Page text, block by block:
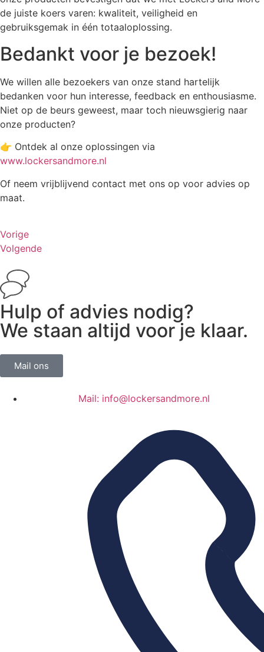
de juiste koers varen: kwaliteit, veiligheid en
gebruiksgemak in één totaaloplossing.
Bedankt voor je bezoek!
We willen alle bezoekers van onze stand hartelijk
bedanken voor hun interesse, feedback en enthousiasme.
Niet op de beurs geweest, maar toch nieuwsgierig naar
onze producten?
👉 Ontdek al onze oplossingen via
www.lockersandmore.nl
Of neem vrijblijvend contact met ons op voor advies op
maat.
Vorige
Volgende
Hulp of advies nodig?
We staan altijd voor je klaar.
Mail ons
Mail: info@lockersandmore.nl